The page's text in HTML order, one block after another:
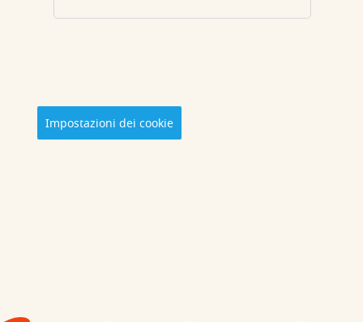
Impostazioni dei cookie